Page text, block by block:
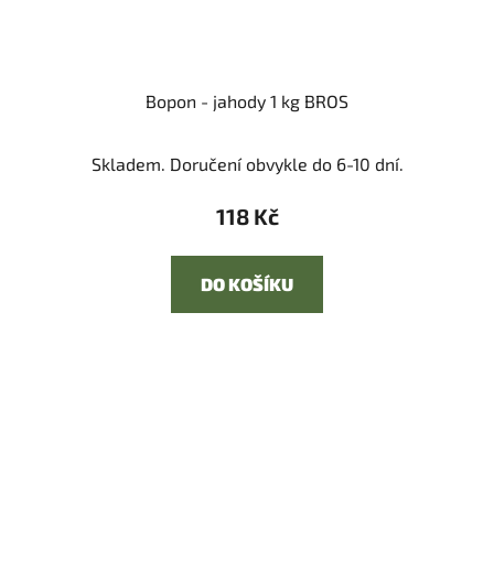
Bopon - jahody 1 kg BROS
Skladem. Doručení obvykle do 6-10 dní.
118 Kč
DO KOŠÍKU